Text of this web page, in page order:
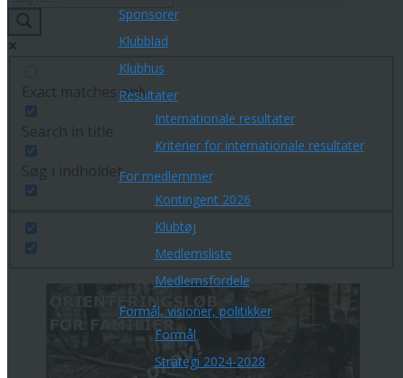
Sponsorer
Klubblad
Klubhus
Resultater
Internationale resultater
Kriterier for internationale resultater
For medlemmer
Kontingent 2026
Klubtøj
Medlemsliste
Medlemsfordele
Formål, visioner, politikker
Formål
Strategi 2024-2028
Exact matches only
Søg i indholdet